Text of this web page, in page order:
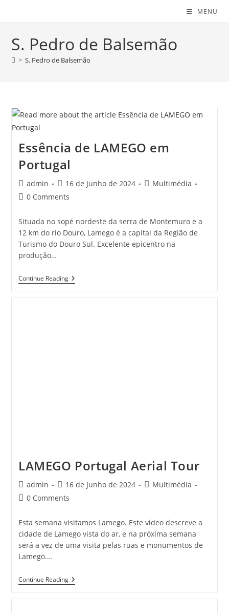
MENU
S. Pedro de Balsemão
> S. Pedro de Balsemão
Essência de LAMEGO em
Portugal
Post
author:
admin
Post
published:
16 de Junho de 2024
PostMultimédia
Post0 Comments
Situada no sopé nordeste da serra de Montemuro e a
12 km do rio Douro, Lamego é a capital da Região de
Turismo do Douro Sul. Excelente epicentro na
produção…
Continue ReadingEssência
De
LAMEGO Portugal Aerial Tour
Post
author:
admin
Post
published:
16 de Junho de 2024
PostMultimédia
Post0 Comments
Esta semana visitamos Lamego. Este vídeo descreve a
cidade de Lamego vista do ar, e na próxima semana
será a vez de uma visita pelas ruas e monumentos de
Lamego.…
Continue ReadingLAMEGO
Portugal